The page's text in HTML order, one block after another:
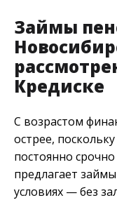
Займы
Кредиске
С возрастом
острее,
постоянно
предлагает
условиях — без